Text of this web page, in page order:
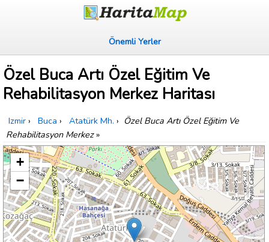
Önemli Yerler
Özel Buca Artı Özel Eğitim Ve
Rehabilitasyon Merkez Haritası
Izmir › Buca › Atatürk Mh. › Özel Buca Artı Özel Eğitim Ve
Rehabilitasyon Merkez»
+
−